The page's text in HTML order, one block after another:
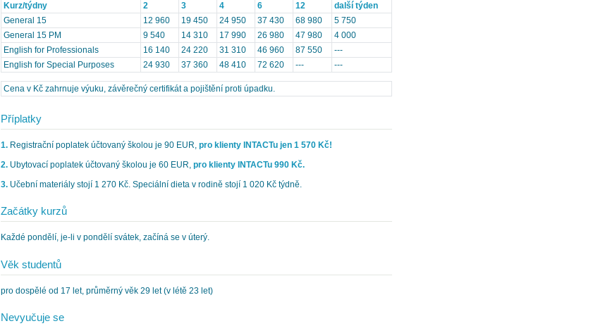
Kurz/týdny 2 3 4 6 12
další týden
General 15
12 960 19 450 24 950 37 430 68 980
5 750
General 15 PM
9 540 14 310 17 990 26 980 47 980
4 000
English for Professionals
16 140 24 220 31 310 46 960 87 550
---
English for Special Purposes
24 930 37 360 48 410 72 620 --- ---
Cena v Kč zahrnuje výuku, závěrečný certifikát a pojištění proti úpadku.
Příplatky
1.Registrační poplatek účtovaný školou je 90 EUR, pro klienty INTACTu jen 1 570 Kč!
2.Ubytovací poplatek účtovaný školou je 60 EUR, pro klienty INTACTu 990 Kč.
3.Učební materiály stojí 1 270 Kč. Speciální dieta v rodině stojí 1 020 Kč týdně.
Začátky kurzů
Každé pondělí, je-li v pondělí svátek, začíná se v úterý.
Věk studentů
pro dospělé od 17 let, průměrný věk 29 let (v létě 23 let)
Nevyučuje se